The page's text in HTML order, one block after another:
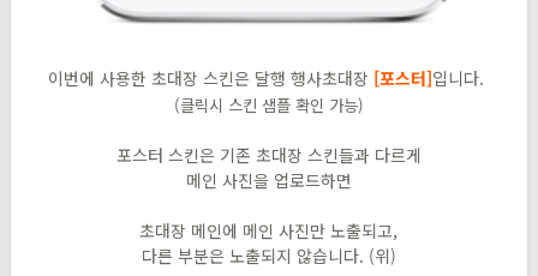
이번에 사용한 초대장 스킨은 달행 행사초대장 [포스터]입니다.
(클릭시 스킨 샘플 확인 가능)
포스터 스킨은 기존 초대장 스킨들과 다르게
메인 사진을 업로드하면
초대장 메인에 메인 사진만 노출되고,
다른 부분은 노출되지 않습니다. (위)